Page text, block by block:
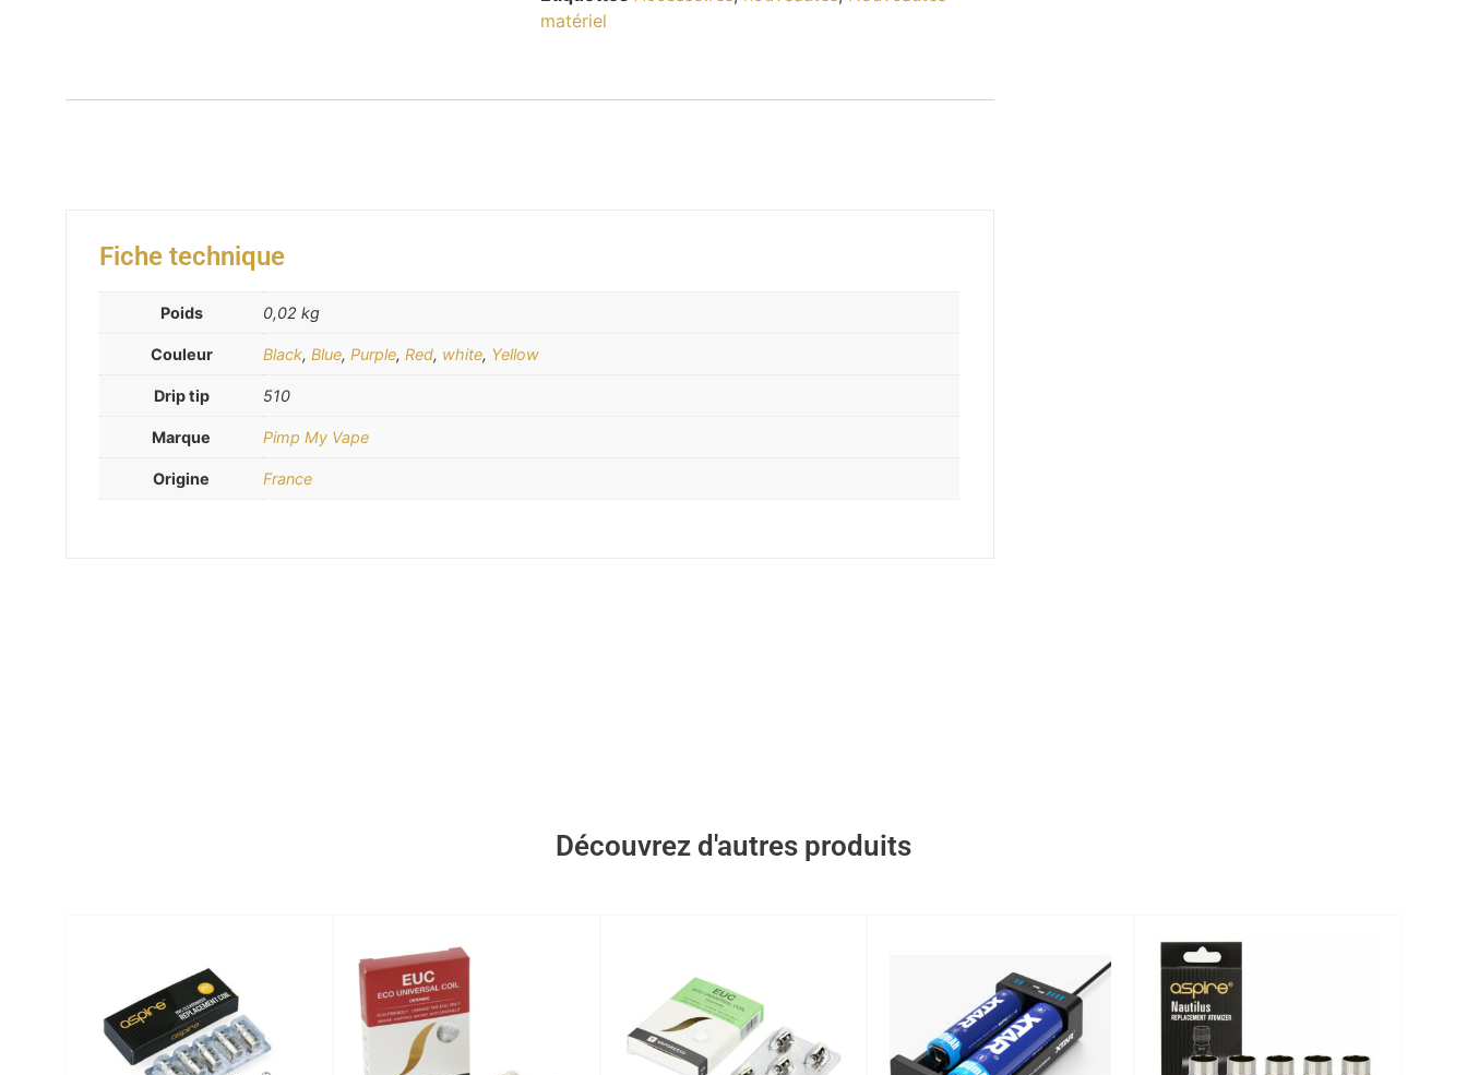
matériel
Fiche technique
Poids 0,02 kg
Couleur Black, Blue, Purple, Red, white, Yellow
Drip tip 510
Marque Pimp My Vape
Origine France
Découvrez d'autres produits